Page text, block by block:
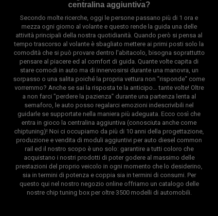
centralina aggiuntiva?
Secondo molte ricerche, oggi le persone passano più di 1 ora e
mezza ogni giorno al volante e questo rende la guida una delle
attività principali della nostra quotidianità. Quando però si pensa al
tempo trascorso al volante è sbagliato mettere ai primi posti solo la
comodità che si può provare dentro l'abitacolo, bisogna soprattutto
pensare al piacere ed al comfort di guida. Quante volte capita di
stare comodi in auto ma di innervosirsi durante una manovra, un
sorpasso o una salita poiché la propria vettura non "risponde" come
vorremmo? Anche se sai la risposta te la anticipo… tante volte! Oltre
a non farci "perdere la pazienza" durante una partenza lenta al
semaforo, le auto posso regalarci emozioni indescrivibili nel
guidarle se supportate nella maniera più adeguata. Ecco così che
entra in gioco la centralina aggiuntiva (conosciuta anche come
chiptuning)! Noi ci occupiamo da più di 10 anni della progettazione,
produzione e vendita di moduli aggiuntivi per auto diesel common
rail ed il nostro scopo è uno solo: garantire a tutti coloro che
acquistano i nostri prodotti di poter godere al massimo delle
prestazioni del proprio veicolo in ogni momento che lo desiderino,
sia in termini di potenza e coppia sia in termini di consumi. Per
questo qui nel nostro negozio online offriamo un catalogo delle
nostre chip tuning box per oltre 3500 modelli di automobili.